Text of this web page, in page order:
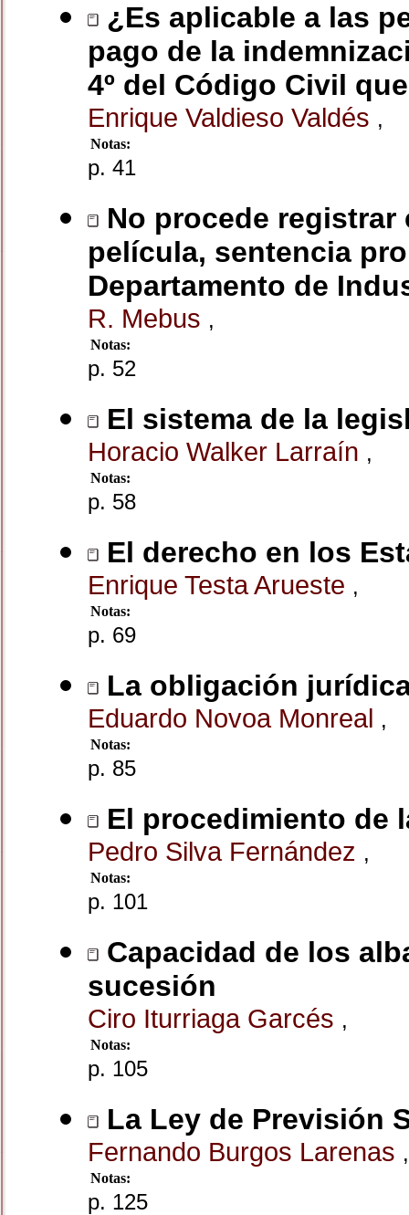
¿Es aplicable a las
pago de la
4º del Código Civil
Enrique Valdieso Valdés ,
Notas:
p. 41
No procede registrar
película, sentencia
Departamento de
R. Mebus ,
Notas:
p. 52
El sistema de la
Horacio Walker Larraín ,
Notas:
p. 58
El derecho en los
Enrique Testa Arueste ,
Notas:
p. 69
La obligación
Eduardo Novoa Monreal ,
Notas:
p. 85
El procedimiento de
Pedro Silva Fernández ,
Notas:
p. 101
Capacidad de los
sucesión
Ciro Iturriaga Garcés ,
Notas:
p. 105
La Ley de Previsión
Fernando Burgos Larenas ,
Notas:
p. 125